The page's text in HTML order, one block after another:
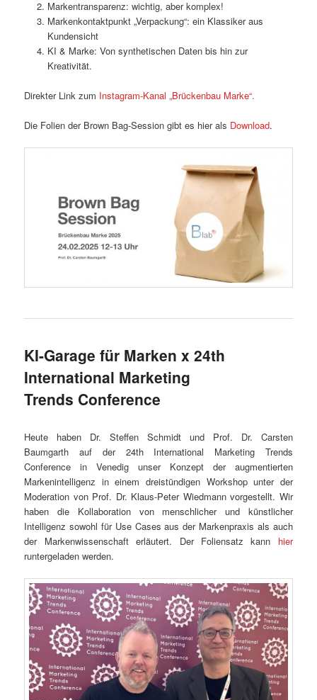
Markentransparenz: wichtig, aber komplex!
Markenkontaktpunkt „Verpackung“: ein Klassiker aus
Kundensicht
KI & Marke: Von synthetischen Daten bis hin zur
Kreativität.
Direkter Link zum Instagram-Kanal „Brückenbau Marke“.
Die Folien der Brown Bag-Session gibt es hier als Download.
KI-Garage für Marken x 24th
International Marketing
Trends Conference
Heute haben Dr. Steffen Schmidt und Prof. Dr. Carsten
Baumgarth auf der 24th International Marketing Trends
Conference in Venedig unser Konzept der augmentierten
Markenintelligenz in einem dreistündigen Workshop unter der
Moderation von Prof. Dr. Klaus-Peter Wiedmann vorgestellt. Wir
haben die Kollaboration von menschlicher und künstlicher
Intelligenz sowohl für Use Cases aus der Markenpraxis als auch
der Markenwissenschaft erläutert. Der Foliensatz kann hier
runtergeladen werden.